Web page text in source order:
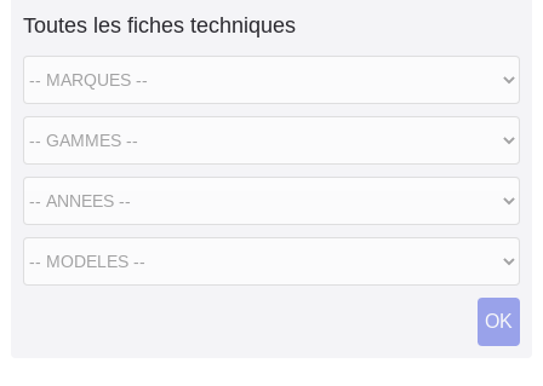
Toutes les fiches techniques